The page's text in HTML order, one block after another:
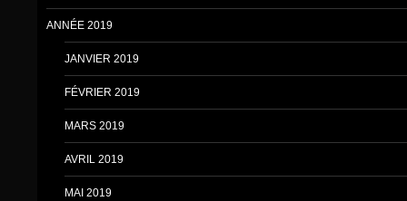
ANNÉE 2019
JANVIER 2019
FÉVRIER 2019
MARS 2019
AVRIL 2019
MAI 2019